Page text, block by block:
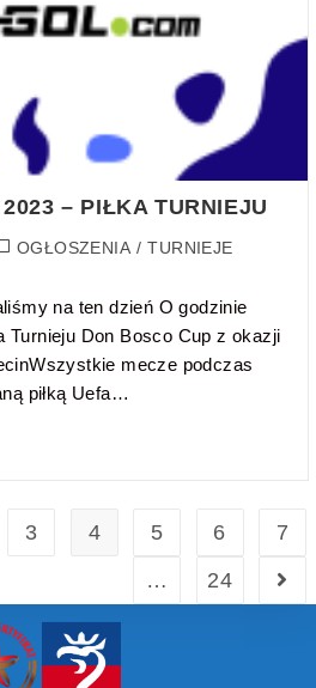
– PIŁKA TURNIEJU
OGŁOSZENIA / TURNIEJE
na ten dzień O godzinie
Turnieju Don Bosco Cup z okazji
mecze podczas
piłką Uefa…
3 4 5 6
7
…
24